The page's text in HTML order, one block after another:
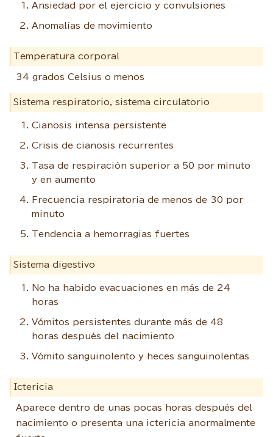
Ansiedad por el ejercicio y convulsiones
Anomalías de movimiento
Temperatura corporal
34 grados Celsius o menos
Sistema respiratorio, sistema circulatorio
Cianosis intensa persistente
Crisis de cianosis recurrentes
Tasa de respiración superior a 50 por minuto
y en aumento
Frecuencia respiratoria de menos de 30 por
minuto
Tendencia a hemorragias fuertes
Sistema digestivo
No ha habido evacuaciones en más de 24
horas
Vómitos persistentes durante más de 48
horas después del nacimiento
Vómito sanguinolento y heces sanguinolentas
Ictericia
Aparece dentro de unas pocas horas después del
nacimiento o presenta una ictericia anormalmente